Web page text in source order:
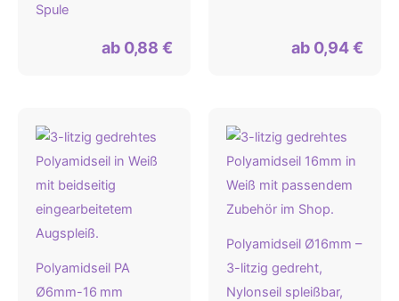
Spule
ab 0,88 € ab 0,94€
Polyamidseil PA
Ø6mm-16 mm
Polyamidseil Ø16mm –
3-litzig gedreht,
Nylonseil spleißbar,